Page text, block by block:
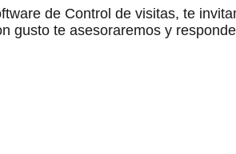
de Control de visitas, te
gusto te asesoraremos y